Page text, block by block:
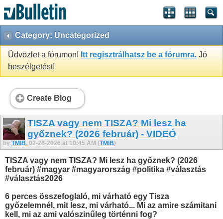
Category: Uncategorized
Üdvözlet a fórumon! Itt regisztrálhatsz be a fórumra. Jó
beszélgetést!
Create Blog
TISZA vagy nem TISZA? Mi lesz ha
győznek? (2026 február) - VIDEÓ
by TMIB, 02-28-2026 at 10:45 AM (TMIB)
TISZA vagy nem TISZA? Mi lesz ha győznek? (2026
február) #magyar #magyarország #politika #választás
#választás2026
6 perces összefoglaló, mi várható egy Tisza
győzelemnél, mit lesz, mi várható... Mi az amire számitani
kell, mi az ami valószinűleg történni fog?